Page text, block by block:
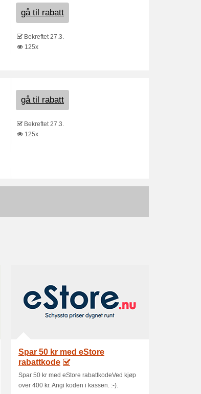
gå til rabatt
Bekreftet 27.3.
125x
gå til rabatt
Bekreftet 27.3.
125x
Spar 50 kr med eStore
rabattkode
Spar 50 kr med eStore rabattkodeVed kjøp
over 400 kr. Angi koden i kassen. :-).